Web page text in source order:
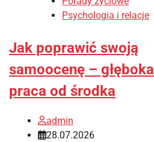
Psychologia i relacje
Jak poprawić swoją
samoocenę – głęboka
praca od środka
admin
28.07.2026